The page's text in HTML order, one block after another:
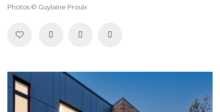
Photos © Guylaine Proulx